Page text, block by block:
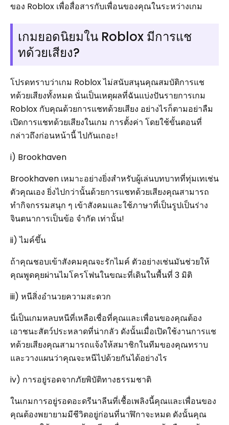
ของ Roblox เพื่อสื่อสารกับเพื่อนของคุณในระหว่างเกม
เกมยอดนิยมใน Roblox มีการแช
ทด้วยเสียง?
โปรดทราบว่าเกม Roblox ไม่สนับสนุนคุณสมบัติการแช
ทด้วยเสียงทั้งหมด นั่นเป็นเหตุผลที่ฉันแบ่งปันรายการเกม
Roblox กับคุณด้วยการแชทด้วยเสียง อย่างไรก็ตามอย่าลืม
เปิดการแชทด้วยเสียงในเกม การตั้งค่า โดยใช้ขั้นตอนที่
กล่าวถึงก่อนหน้านี้ ไปกันเถอะ!
i) Brookhaven
Brookhaven เหมาะอย่างยิ่งสำหรับผู้เล่นบทบาทที่ทุ่มเทเช่น
ตัวคุณเอง ยิ่งไปกว่านั้นด้วยการแชทด้วยเสียงคุณสามารถ
ทำกิจกรรมสนุก ๆ เข้าสังคมและใช้ภาษาที่เป็นรูปเป็นร่าง
จินตนาการเป็นข้อ จำกัด เท่านั้น!
ii) ไมค์ขึ้น
ถ้าคุณชอบเข้าสังคมคุณจะรักไมค์ ตัวอย่างเช่นมันช่วยให้
คุณพูดคุยผ่านไมโครโฟนในขณะที่เดินในพื้นที่ 3 มิติ
iii) หนีสิ่งอำนวยความสะดวก
นี่เป็นเกมหลบหนีที่เหลือเชื่อที่คุณและเพื่อนของคุณต้อง
เอาชนะสัตว์ประหลาดที่น่ากลัว ดังนั้นเมื่อเปิดใช้งานการแช
ทด้วยเสียงคุณสามารถแจ้งให้สมาชิกในทีมของคุณทราบ
และวางแผนว่าคุณจะหนีไปด้วยกันได้อย่างไร
iv) การอยู่รอดจากภัยพิบัติทางธรรมชาติ
ในเกมการอยู่รอดอะดรีนาลีนที่เชื้อเพลิงนี้คุณและเพื่อนของ
คุณต้องพยายามมีชีวิตอยู่ก่อนที่นาฬิกาจะหมด ดังนั้นคุณ